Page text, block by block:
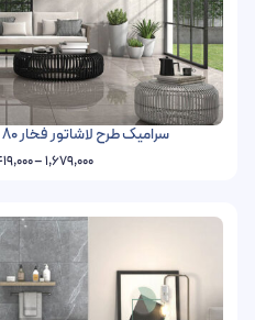
سرامیک طرح لاشاتور فخار 80 در 160 پرسلان فول پولیش
1,679,000
–
1,419,000